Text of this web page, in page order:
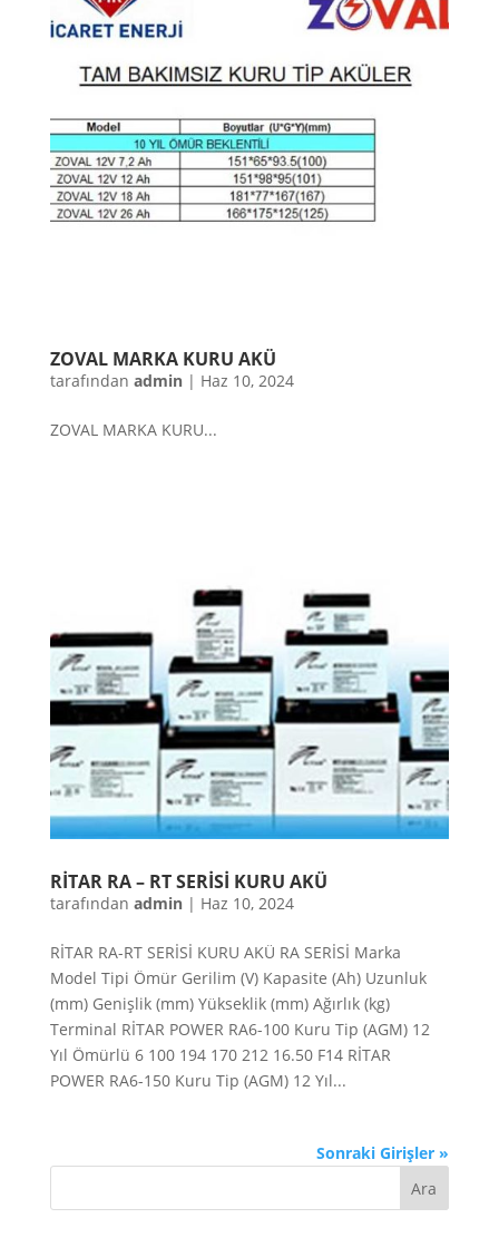
ZOVAL MARKA KURU AKÜ
tarafından admin| Haz 10, 2024
ZOVAL MARKA KURU...
RİTAR RA – RT SERİSİ KURU AKÜ
tarafından admin| Haz 10, 2024
RİTAR RA-RT SERİSİ KURU AKÜ RA SERİSİ Marka
Model Tipi Ömür Gerilim (V) Kapasite (Ah) Uzunluk
(mm) Genişlik (mm) Yükseklik (mm) Ağırlık (kg)
Terminal RİTAR POWER RA6-100 Kuru Tip (AGM) 12
Yıl Ömürlü 6 100 194 170 212 16.50 F14 RİTAR
POWER RA6-150 Kuru Tip (AGM) 12 Yıl...
Sonraki Girişler »